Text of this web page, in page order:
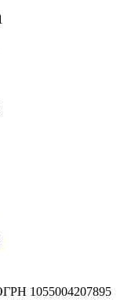
1055004207895